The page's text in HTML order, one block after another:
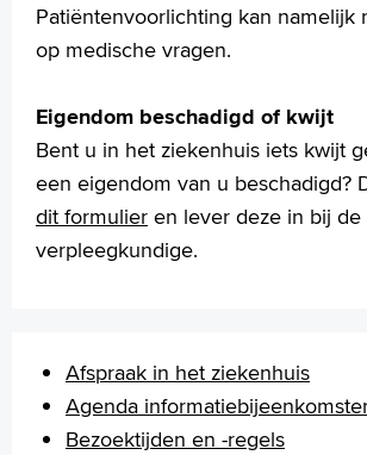
Verwijzers
Tekstgrootte A
Voorleesfunctie
Language
Polski
Türkçe
Arabisch
Patiëntenvoorlichting kan namelijk
op medische vragen.
Eigendom beschadigd of kwijt
Bent u in het ziekenhuis iets kwijt
een eigendom van u beschadigd?
dit formulier en lever deze in bij de
verpleegkundige.
Afspraak in het ziekenhuis
Agenda
Bezoektijden en -regels